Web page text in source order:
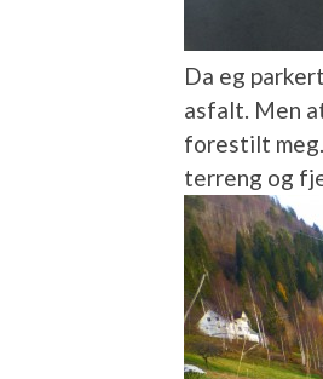
Da eg
asfalt. Men
forestilt
terreng og